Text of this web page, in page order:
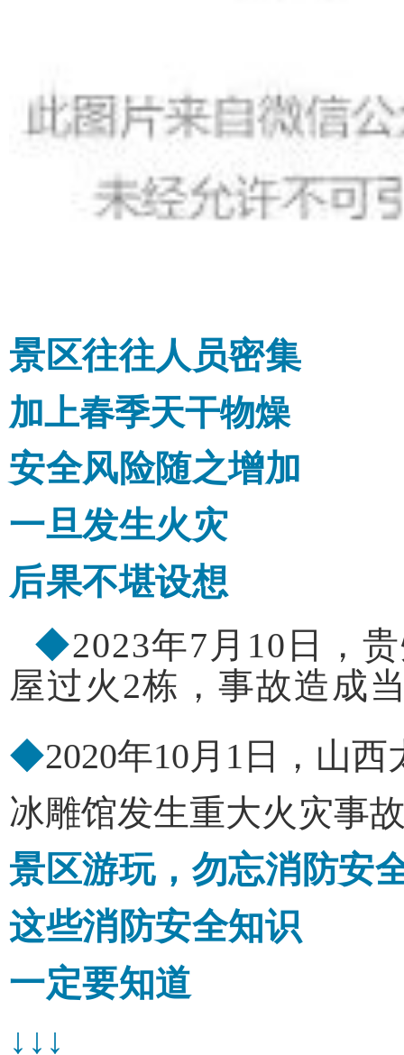
景区往往人员密集
加上春季天干物燥
安全风险随之增加
一旦发生火灾
后果不堪设想
◆2023年7月10日，
屋过火2栋，事故造成
◆2020年10月1日，山
冰雕馆发生重大火灾事
景区游玩，勿忘消防安
这些消防安全知识
一定要知道
↓ ↓ ↓